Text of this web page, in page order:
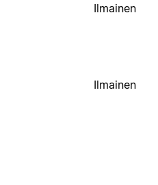
Ilmainen
Ilmainen